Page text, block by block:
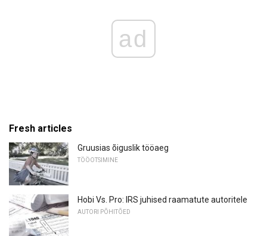
ad
Fresh articles
Gruusias õiguslik tööaeg
TÖÖOTSIMINE
Hobi Vs. Pro: IRS juhised raamatute autoritele
AUTORI PÕHITÕED